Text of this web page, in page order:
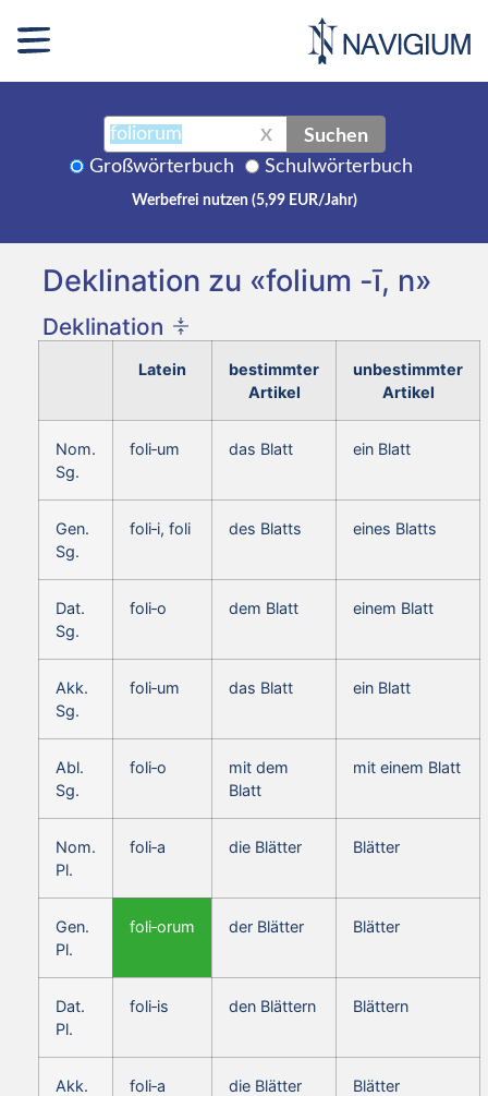
X Suchen
Großwörterbuch Schulwörterbuch
Werbefrei nutzen (5,99 EUR/Jahr)
Deklination zu «folium -ī, n»
Deklination
Latein
bestimmter
Artikel
unbestimmter
Artikel
Nom.
Sg.
foli‑um das Blatt ein Blatt
Gen.
Sg.
foli‑i, foli des Blatts eines Blatts
Dat.
Sg.
foli‑o dem Blatt einem Blatt
Akk.
Sg.
foli‑um das Blatt ein Blatt
Abl.
Sg.
foli‑o
mit dem
Blatt
mit einem Blatt
Nom.
Pl.
foli‑a die Blätter Blätter
Gen.
Pl.
foli‑orum der Blätter Blätter
Dat.
Pl.
foli‑is den Blättern Blättern
Akk.
foli‑a die Blätter Blätter